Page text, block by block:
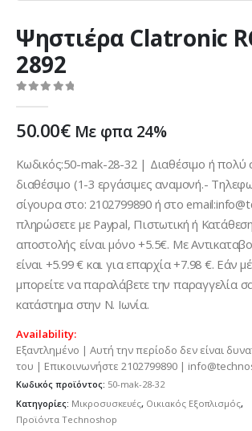
Ψηστιέρα Clatronic
2892
50.00€ Με φπα 24%
Κωδικός:50-mak-28-32 | Διαθέσιμο ή πολύ
διαθέσιμο (1-3 εργάσιμες αναμονή.-
σίγουρα στο: 2102799890 ή στο
πληρώσετε με Paypal, Πιστωτική ή
αποστολής είναι μόνο +5.5€. Με
είναι +5.99 € και για επαρχία +7.98 €. Εάν
μπορείτε να παραλάβετε την παραγγελία
κατάστημα στην Ν. Ιωνία.
Availability:
Εξαντλημένο | Αυτή την περίοδο δεν είναι
του | Επικοινωνήστε 2102799890 |
Κωδικός προϊόντος: 50-mak-28-32
Κατηγορίες: Μικροσυσκευές, Οικιακός Εξοπλισμός,
Προϊόντα Technoshop